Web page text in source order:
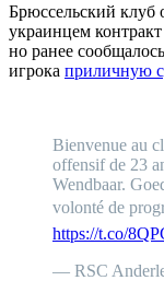
Брюссельский клуб
украинцем
но ранее
игрока приличную
Bienvenue au
offensif de 23
Wendbaar.
volonté de
https://t.co/
— RSC